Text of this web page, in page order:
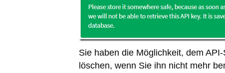
Sie haben die Möglichkeit, dem
löschen, wenn Sie ihn nicht mehr